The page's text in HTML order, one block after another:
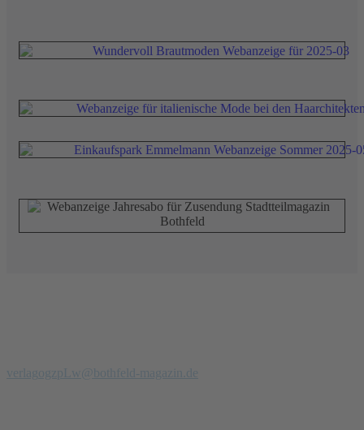
verlagogzpLw @bothfeld-magazin.de